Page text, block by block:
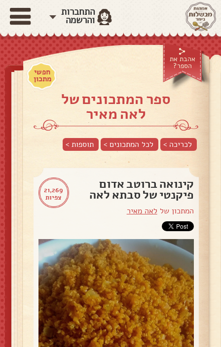
התחברות
והרשמה
אהבת את
הספר?
חפשי
מתכון
ספר המתכונים של
לאה מאיר
לכריכה > לכל המתכונים > תוספות>
21,269
צפיות
קינואה ברוטב אדום
פיקנטי של סבתא לאה
המתכון של לאה מאיר